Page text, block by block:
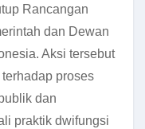
Rancangan
dan Dewan
Aksi tersebut
proses
dan
praktik dwifungsi